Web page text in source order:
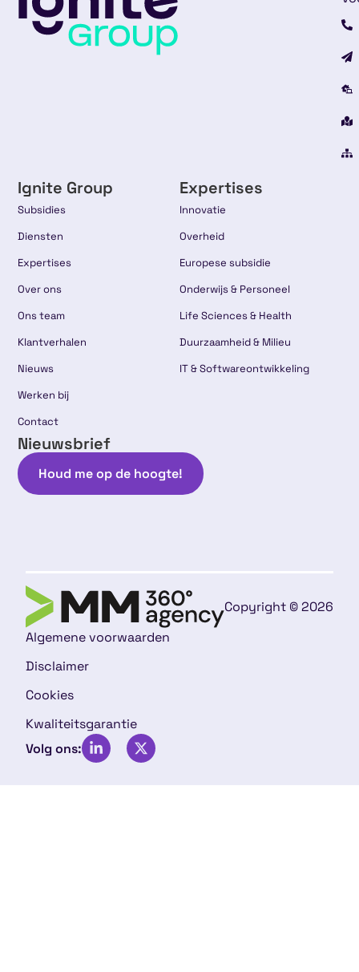
Ignite Group
Subsidies
Diensten
Expertises
Over ons
Ons team
Klantverhalen
Nieuws
Werken bij
Contact
Expertises
Innovatie
Overheid
Europese subsidie
Onderwijs & Personeel
Life Sciences & Health
Duurzaamheid & Milieu
IT & Softwareontwikkeling
Nieuwsbrief
Houd me op de hoogte!
Copyright © 2026
Algemene voorwaarden
Disclaimer
Cookies
Kwaliteitsgarantie
Volg ons: